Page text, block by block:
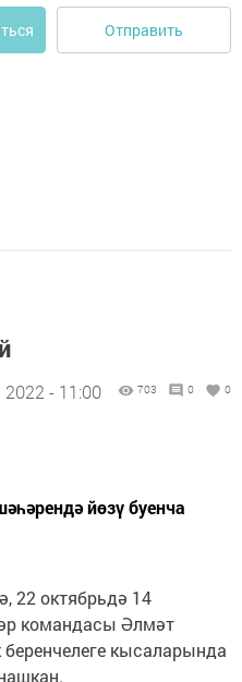
Отправить
2022 - 11:00 703 0 0
йөзү буенча
22 октябрьдә 14
командасы Әлмәт
кысаларында